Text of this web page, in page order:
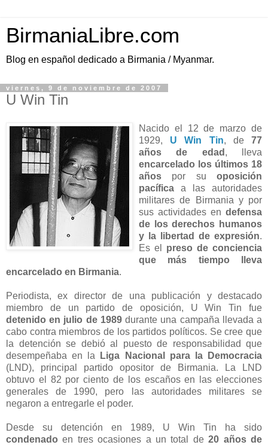
BirmaniaLibre.com
Blog en español dedicado a Birmania / Myanmar.
viernes, 9 de noviembre de 2007
U Win Tin
Nacido el 12 de marzo de
1929, U Win Tin, de77
años de edad , lleva
encarcelado los últimos 18
años por su oposición
pacífica a las autoridades
militares de Birmania y por
sus actividades en defensa
de los derechos humanos
y la libertad de expresión.
Es el preso de conciencia
que más tiempo lleva
encarcelado en Birmania.
Periodista, ex director de una publicación y destacado
miembro de un partido de oposición, U Win Tin fue
detenido en julio de 1989durante una campaña llevada a
cabo contra miembros de los partidos políticos. Se cree que
la detención se debió al puesto de responsabilidad que
desempeñaba en la
Liga Nacional para la Democracia
(LND), principal partido opositor de Birmania. La LND
obtuvo el 82 por ciento de los escaños en las elecciones
generales de 1990, pero las autoridades militares se
negaron a entregarle el poder.
Desde su detención en 1989, U Win Tin ha sido
condenado en tres ocasiones a un total de20 años de